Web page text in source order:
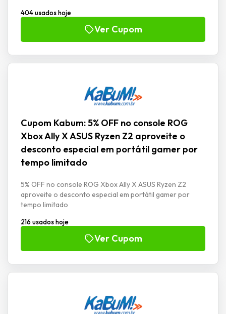
404 usados hoje
Ver Cupom
Cupom Kabum: 5% OFF no console ROG
Xbox Ally X ASUS Ryzen Z2 aproveite o
desconto especial em portátil gamer por
tempo limitado
5% OFF no console ROG Xbox Ally X ASUS Ryzen Z2
aproveite o desconto especial em portátil gamer por
tempo limitado
216 usados hoje
Ver Cupom